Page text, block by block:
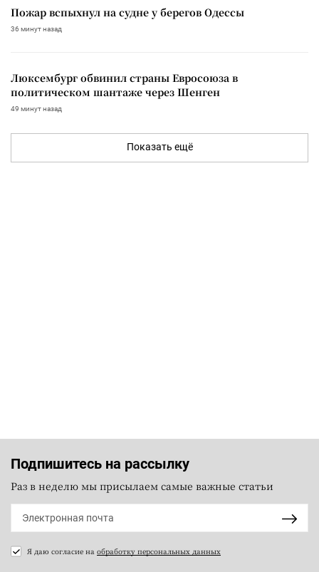
Пожар вспыхнул на судне у берегов Одессы
36 минут назад
Люксембург обвинил страны Евросоюза в
политическом шантаже через Шенген
49 минут назад
Показать ещё
Подпишитесь на рассылку
Раз в неделю мы присылаем самые важные статьи
Я даю согласие на обработку персональных данных